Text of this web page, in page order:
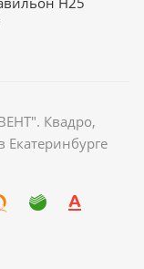
Квадро,
Екатеринбурге